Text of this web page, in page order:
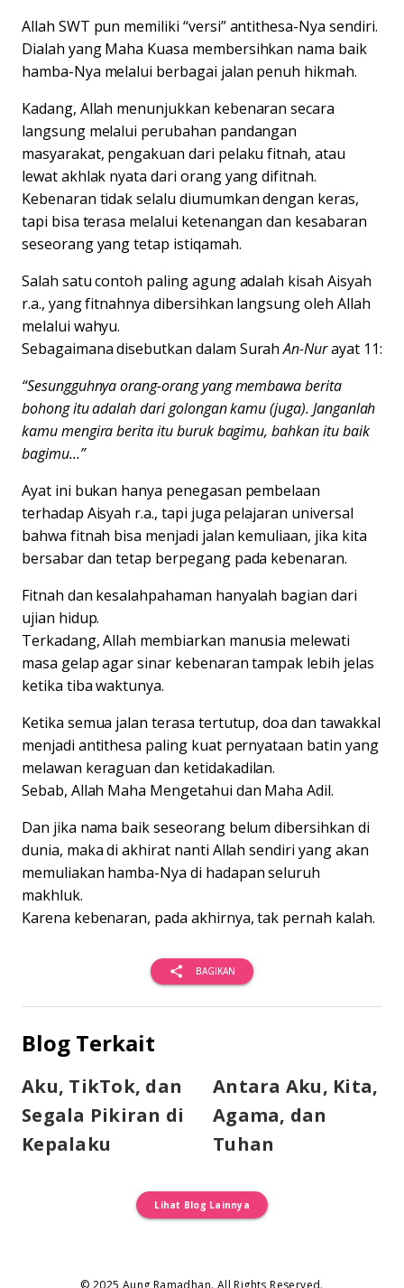
Allah SWT pun memiliki “versi” antithesa-Nya sendiri.
Dialah yang Maha Kuasa membersihkan nama baik
hamba-Nya melalui berbagai jalan penuh hikmah.
Kadang, Allah menunjukkan kebenaran secara
langsung melalui perubahan pandangan
masyarakat, pengakuan dari pelaku fitnah, atau
lewat akhlak nyata dari orang yang difitnah.
Kebenaran tidak selalu diumumkan dengan keras,
tapi bisa terasa melalui ketenangan dan kesabaran
seseorang yang tetap istiqamah.
Salah satu contoh paling agung adalah kisah Aisyah
r.a., yang fitnahnya dibersihkan langsung oleh Allah
melalui wahyu.
Sebagaimana disebutkan dalam SurahAn-Nurayat 11:
“Sesungguhnya orang-orang yang membawa berita
bohong itu adalah dari golongan kamu (juga). Janganlah
kamu mengira berita itu buruk bagimu, bahkan itu baik
bagimu…”
Ayat ini bukan hanya penegasan pembelaan
terhadap Aisyah r.a., tapi juga pelajaran universal
bahwa fitnah bisa menjadi jalan kemuliaan, jika kita
bersabar dan tetap berpegang pada kebenaran.
Fitnah dan kesalahpahaman hanyalah bagian dari
ujian hidup.
Terkadang, Allah membiarkan manusia melewati
masa gelap agar sinar kebenaran tampak lebih jelas
ketika tiba waktunya.
Ketika semua jalan terasa tertutup, doa dan tawakkal
menjadi antithesa paling kuat pernyataan batin yang
melawan keraguan dan ketidakadilan.
Sebab, Allah Maha Mengetahui dan Maha Adil.
Dan jika nama baik seseorang belum dibersihkan di
dunia, maka di akhirat nanti Allah sendiri yang akan
memuliakan hamba-Nya di hadapan seluruh
makhluk.
Karena kebenaran, pada akhirnya, tak pernah kalah.
share BAGIKAN
Blog Terkait
Aku, TikTok, dan
Segala Pikiran di
Kepalaku
Antara Aku, Kita,
Agama, dan
Tuhan
Lihat Blog Lainnya